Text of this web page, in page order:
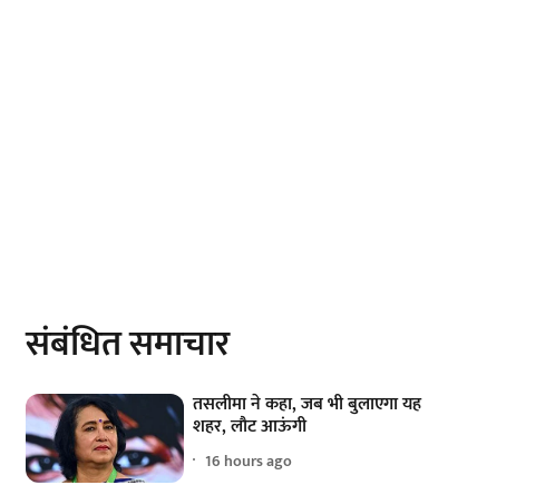
संबंधित समाचार
तसलीमा ने कहा, जब भी बुलाएगा यह
शहर, लौट आऊंगी
16 hours ago